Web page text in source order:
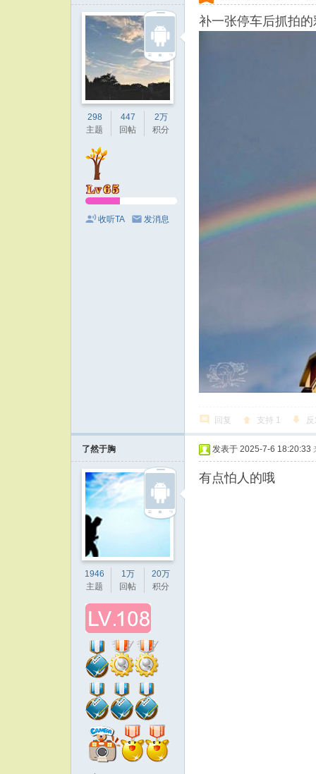
298
主题
447
回帖
2万
积分
收听TA 发消息
补一张停车后抓拍的
回复 支持 1
了然于胸
1946
主题
1万
回帖
20万
积分
发表于 2025-7-6 18:20:33
有点怕人的哦